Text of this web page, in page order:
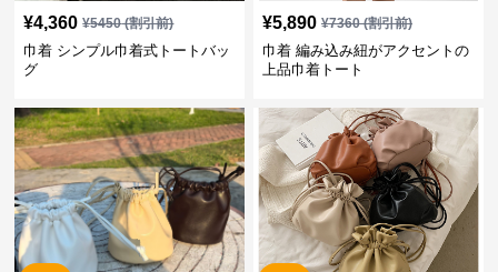
¥4,360 ¥5450(割引前)
巾着 シンプル巾着式トートバッ
グ
¥5,890 ¥7360(割引前)
巾着 編み込み紐がアクセントの
上品巾着トート